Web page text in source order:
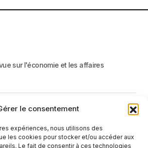
le consentement
expériences, nous utilisons des
les cookies pour stocker et/ou accéder aux
Le fait de consentir à ces technologies
sur l'économie et les affaires